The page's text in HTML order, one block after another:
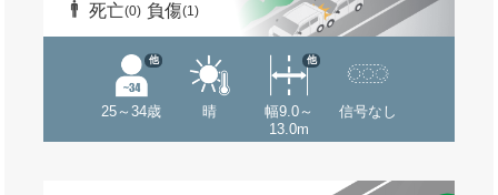
死亡(0) 負傷(1)
25～34歳
他
晴
幅9.0～
13.0m
他
信号なし